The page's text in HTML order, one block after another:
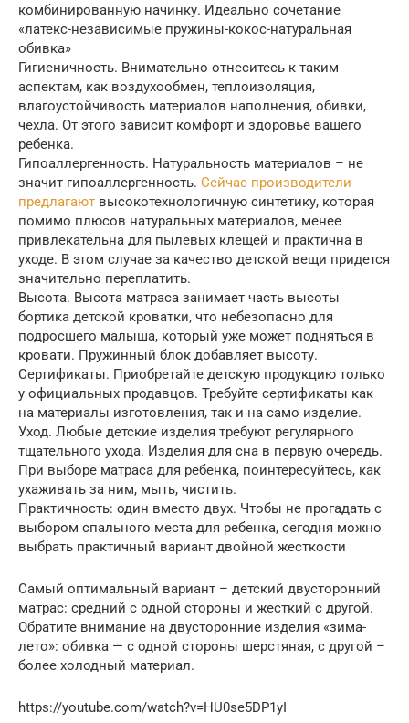
комбинированную начинку. Идеально сочетание
«латекс-независимые пружины-кокос-натуральная
обивка»
Гигиеничность. Внимательно отнеситесь к таким
аспектам, как воздухообмен, теплоизоляция,
влагоустойчивость материалов наполнения, обивки,
чехла. От этого зависит комфорт и здоровье вашего
ребенка.
Гипоаллергенность. Натуральность материалов – не
значит гипоаллергенность. Сейчас производители
предлагают высокотехнологичную синтетику, которая
помимо плюсов натуральных материалов, менее
привлекательна для пылевых клещей и практична в
уходе. В этом случае за качество детской вещи придется
значительно переплатить.
Высота. Высота матраса занимает часть высоты
бортика детской кроватки, что небезопасно для
подросшего малыша, который уже может подняться в
кровати. Пружинный блок добавляет высоту.
Сертификаты. Приобретайте детскую продукцию только
у официальных продавцов. Требуйте сертификаты как
на материалы изготовления, так и на само изделие.
Уход. Любые детские изделия требуют регулярного
тщательного ухода. Изделия для сна в первую очередь.
При выборе матраса для ребенка, поинтересуйтесь, как
ухаживать за ним, мыть, чистить.
Практичность: один вместо двух. Чтобы не прогадать с
выбором спального места для ребенка, сегодня можно
выбрать практичный вариант двойной жесткости
Самый оптимальный вариант – детский двусторонний
матрас: средний с одной стороны и жесткий с другой.
Обратите внимание на двусторонние изделия «зима-
лето»: обивка — с одной стороны шерстяная, с другой –
более холодный материал.
https://youtube.com/watch?v=HU0se5DP1yI